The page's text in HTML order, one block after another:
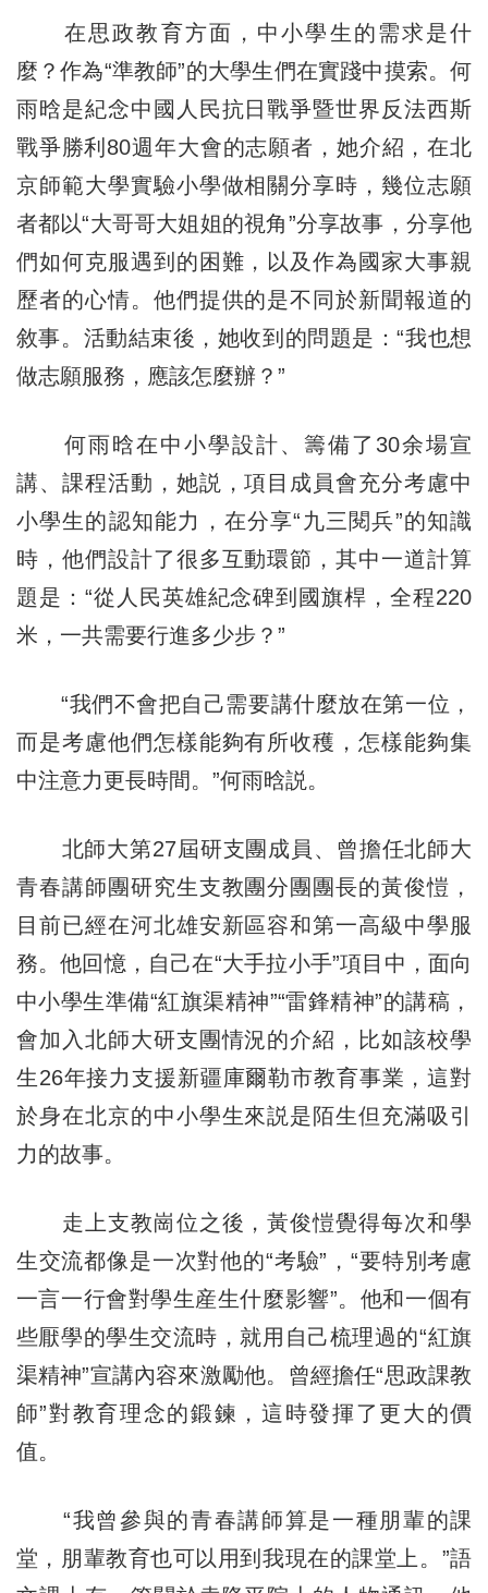
在思政教育方面，中小學生的需求是什
麼？作為“準教師”的大學生們在實踐中摸索。何
雨晗是紀念中國人民抗日戰爭暨世界反法西斯
戰爭勝利80週年大會的志願者，她介紹，在北
京師範大學實驗小學做相關分享時，幾位志願
者都以“大哥哥大姐姐的視角”分享故事，分享他
們如何克服遇到的困難，以及作為國家大事親
歷者的心情。他們提供的是不同於新聞報道的
敘事。活動結束後，她收到的問題是：“我也想
做志願服務，應該怎麼辦？”
何雨晗在中小學設計、籌備了30余場宣
講、課程活動，她説，項目成員會充分考慮中
小學生的認知能力，在分享“九三閱兵”的知識
時，他們設計了很多互動環節，其中一道計算
題是：“從人民英雄紀念碑到國旗桿，全程220
米，一共需要行進多少步？”
“我們不會把自己需要講什麼放在第一位，
而是考慮他們怎樣能夠有所收穫，怎樣能夠集
中注意力更長時間。”何雨晗説。
北師大第27屆研支團成員、曾擔任北師大
青春講師團研究生支教團分團團長的黃俊愷，
目前已經在河北雄安新區容和第一高級中學服
務。他回憶，自己在“大手拉小手”項目中，面向
中小學生準備“紅旗渠精神”“雷鋒精神”的講稿，
會加入北師大研支團情況的介紹，比如該校學
生26年接力支援新疆庫爾勒市教育事業，這對
於身在北京的中小學生來説是陌生但充滿吸引
力的故事。
走上支教崗位之後，黃俊愷覺得每次和學
生交流都像是一次對他的“考驗”，“要特別考慮
一言一行會對學生産生什麼影響”。他和一個有
些厭學的學生交流時，就用自己梳理過的“紅旗
渠精神”宣講內容來激勵他。曾經擔任“思政課教
師”對教育理念的鍛鍊，這時發揮了更大的價
值。
“我曾參與的青春講師算是一種朋輩的課
堂，朋輩教育也可以用到我現在的課堂上。”語